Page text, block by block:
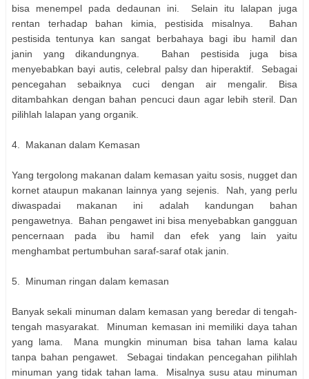
bisa menempel pada dedaunan ini. Selain itu lalapan juga
rentan terhadap bahan kimia, pestisida misalnya. Bahan
pestisida tentunya kan sangat berbahaya bagi ibu hamil dan
janin yang dikandungnya. Bahan pestisida juga bisa
menyebabkan bayi autis, celebral palsy dan hiperaktif. Sebagai
pencegahan sebaiknya cuci dengan air mengalir. Bisa
ditambahkan dengan bahan pencuci daun agar lebih steril. Dan
pilihlah lalapan yang organik.
4. Makanan dalam Kemasan
Yang tergolong makanan dalam kemasan yaitu sosis, nugget dan
kornet ataupun makanan lainnya yang sejenis. Nah, yang perlu
diwaspadai makanan ini adalah kandungan bahan
pengawetnya. Bahan pengawet ini bisa menyebabkan gangguan
pencernaan pada ibu hamil dan efek yang lain yaitu
menghambat pertumbuhan saraf-saraf otak janin.
5. Minuman ringan dalam kemasan
Banyak sekali minuman dalam kemasan yang beredar di tengah-
tengah masyarakat. Minuman kemasan ini memiliki daya tahan
yang lama. Mana mungkin minuman bisa tahan lama kalau
tanpa bahan pengawet. Sebagai tindakan pencegahan pilihlah
minuman yang tidak tahan lama. Misalnya susu atau minuman